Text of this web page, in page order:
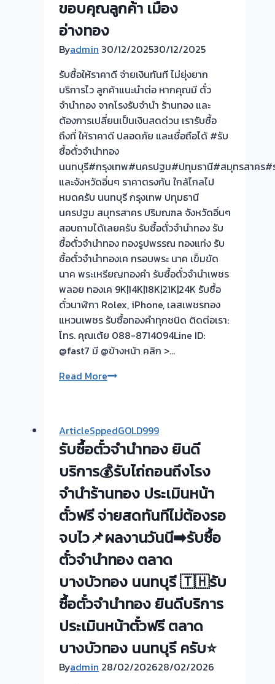
ไว
ลูกค้า
แนะนำ
ต่อ
หาก
คุณ
มี
ตั๋ว
จำนำ
ทอง
จาก
โรง
รับ
จำนำ
ร้าน
ทอง
และ
ต้องการ
เปลี่ยน
เป็น
เงินสด
ด่วน
เรา
ซื้อ
ดี
ปลอดภัย
และ
ถือ
ได้
ขอบคุณลูกค้า เมือง
อ่างทอง
Byadmin 30/12/202530/12/2025
รับซื้อให้ราคาดี จ่ายเงินทันที ไม่ยุ่งยาก
บริการไว ลูกค้าแนะนำต่อ หากคุณมี ตั๋ว
จำนำทอง จากโรงรับจำนำ ร้านทอง และ
ต้องการเปลี่ยนเป็นเงินสดด่วน เรารับซื้อ
ถึงที่ ให้ราคาดี ปลอดภัย และเชื่อถือได้ #รับ
ซื้อตั๋วจำนำทอง
นนทบุรี#กรุงเทพ#นครปฐม#ปทุมธานี#สมุทรสาคร#
และจังหวัดอิ่นๆ ราคาตรงกัน ใกล้ไกลไป
หมดครับ นนทบุรี กรุงเทพ ปทุมธานี
นครปฐม สมุทรสาคร ปริมณฑล จังหวัดอิ่นๆ
สอบถามได้เลยครับ รับซื้อตั๋วจำนำทอง รับ
ซื้อตั๋วจำนำทอง ทองรูปพรรณ ทองแท่ง รับ
ซื้อตั๋วจำนำทองเค กรอบพระ นาค เข็มขัด
นาค พระเหรียญทองคำ รับซื้อตั๋วจำนำเพชร
พลอย ทองเค 9K|14K|18K|21K|24K รับซื้อ
ตั๋วนาฬิกา Rolex, iPhone, เลสเพชรทอง
แหวนเพชร รับซื้อทองคำทุกชนิด ติดต่อเรา:
โทร. คุณเต้ย 088-8714094Line ID:
@fast7 มี @ข้างหน้า คลิก >…
Read Moreรับ
ทอง
💰
รับ
ไถ่ถอน
ถึง
โรง
ร้าน
ทอง
ประเมิน
ตั๋ว
ฟรี
จ่าย
เงิน
ทันที
ไม่
ArticleSppedGOLD999
รับซื้อตั๋วจำนำทอง ยินดี
บริการ💰รับไถ่ถอนถึงโรง
จำนำร้านทอง ประเมินหน้า
ตั๋วฟรี จ่ายสดทันทีไม่ต้องรอ
จบไว📌ผลงานวันนี➡️รับซื้อ
ตั๋วจำนำทอง ตลาด
บางบัวทอง นนทบุรี 🇹🇭รับ
ซื้อตั๋วจำนำทอง ยินดีบริการ
ประเมินหน้าตั๋วฟรี ตลาด
บางบัวทอง นนทบุรี ครับ⭐
Byadmin 28/02/202628/02/2026